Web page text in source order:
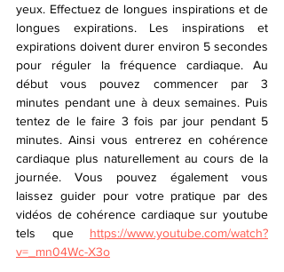
yeux. Effectuez de longues inspirations et de
longues expirations. Les inspirations et
expirations doivent durer environ 5 secondes
pour réguler la fréquence cardiaque. Au
début vous pouvez commencer par 3
minutes pendant une à deux semaines. Puis
tentez de le faire 3 fois par jour pendant 5
minutes. Ainsi vous entrerez en cohérence
cardiaque plus naturellement au cours de la
journée. Vous pouvez également vous
laissez guider pour votre pratique par des
vidéos de cohérence cardiaque sur youtube
tels que https://www.youtube.com/watch?
v=_mn04Wc-X3o